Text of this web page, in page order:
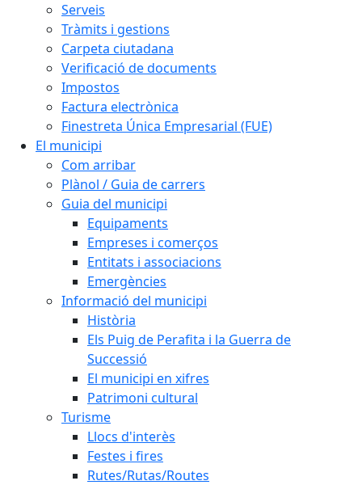
Serveis
Tràmits i gestions
Carpeta ciutadana
Verificació de documents
Impostos
Factura electrònica
Finestreta Única Empresarial (FUE)
El municipi
Com arribar
Plànol / Guia de carrers
Guia del municipi
Equipaments
Empreses i comerços
Entitats i associacions
Emergències
Informació del municipi
Història
Els Puig de Perafita i la Guerra de
Successió
El municipi en xifres
Patrimoni cultural
Turisme
Llocs d'interès
Festes i fires
Rutes/Rutas/Routes